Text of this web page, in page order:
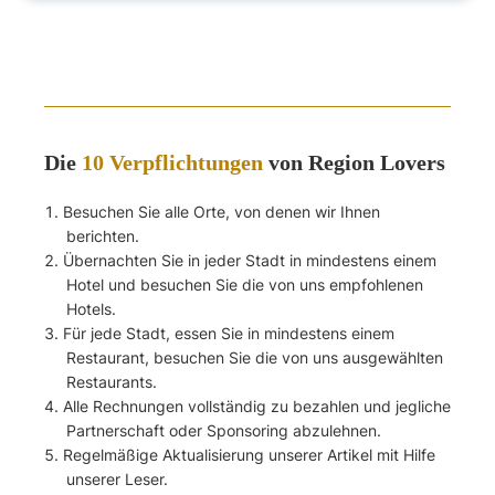
Die 10 Verpflichtungen von Region Lovers
Besuchen Sie alle Orte, von denen wir Ihnen
berichten.
Übernachten Sie in jeder Stadt in mindestens einem
Hotel und besuchen Sie die von uns empfohlenen
Hotels.
Für jede Stadt, essen Sie in mindestens einem
Restaurant, besuchen Sie die von uns ausgewählten
Restaurants.
Alle Rechnungen vollständig zu bezahlen und jegliche
Partnerschaft oder Sponsoring abzulehnen.
Regelmäßige Aktualisierung unserer Artikel mit Hilfe
unserer Leser.